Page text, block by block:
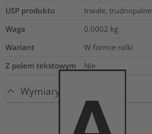
USP produktu
trwałe, trudnopalne
Waga
0.0002 kg
Wariant
W formie rolki
Z polem tekstowym
Nie
Wymiary